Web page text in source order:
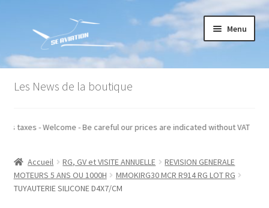
la
navigation
contenu
Menu
Accueil
Conditions générales de vente
Mon compte
Paiement
Les News de la boutique
hors taxes - Welcome - Be careful our prices are indicated without VAT
Accueil RG, GV et VISITE ANNUELLE
REVISION GENERALE
MOTEURS 5 ANS OU 1000H
MMOKIRG30 MCR R914 RG LOT RG
TUYAUTERIE SILICONE D4X7/CM